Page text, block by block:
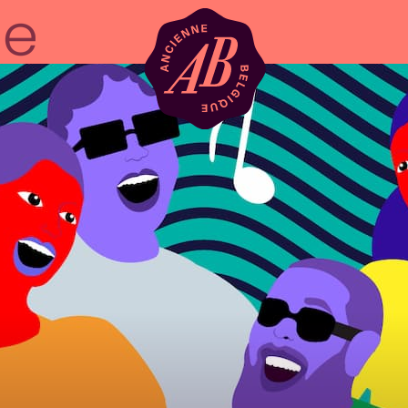
Zaalhuur
BRDCST
ABtv
Concertcheque